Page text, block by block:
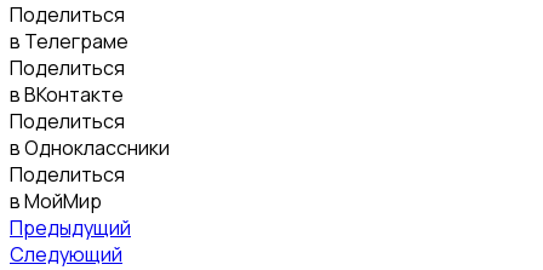
Поделиться
в Телеграме
Поделиться
в ВКонтакте
Поделиться
в Одноклассники
Поделиться
в МойМир
Предыдущий
Следующий